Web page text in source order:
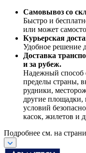
Самовывоз со
Быстро и
или может
Курьерская
Удобное решение
Доставка
и за рубеж.
Надежный способ
пределы страны,
рудники,
другие площадки,
условий
касок, жилетов и
Подробнее см. на